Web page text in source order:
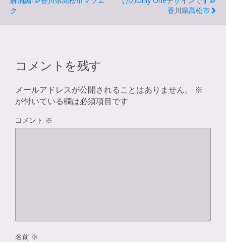
ク
香川県高松市
コメントを残す
メールアドレスが公開されることはありません。
※
が付いている欄は必須項目です
コメント ※
名前 ※